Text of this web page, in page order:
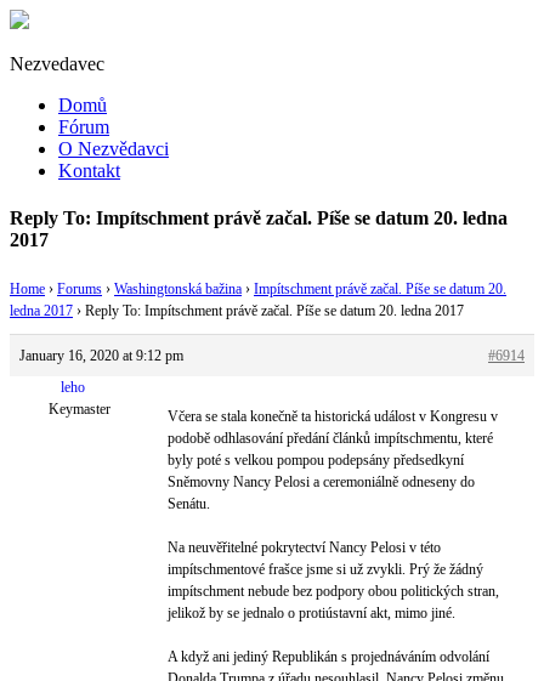
Nezvedavec
Domů
Fórum
O Nezvědavci
Kontakt
Reply To: Impítschment právě začal. Píše se datum 20. ledna
2017
Home › Forums › Washingtonská bažina › Impítschment právě začal. Píše se datum 20.
ledna 2017 › Reply To: Impítschment právě začal. Píše se datum 20. ledna 2017
January 16, 2020 at 9:12 pm
#6914
leho
Keymaster
Včera se stala konečně ta historická událost v Kongresu v
podobě odhlasování předání článků impítschmentu, které
byly poté s velkou pompou podepsány předsedkyní
Sněmovny Nancy Pelosi a ceremoniálně odneseny do
Senátu.
Na neuvěřitelné pokrytectví Nancy Pelosi v této
impítschmentové frašce jsme si už zvykli. Prý že žádný
impítschment nebude bez podpory obou politických stran,
jelikož by se jednalo o protiústavní akt, mimo jiné.
A když ani jediný Republikán s projednáváním odvolání